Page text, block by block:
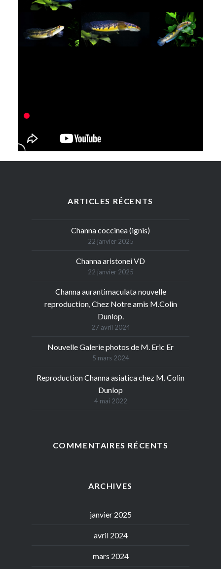
ARTICLES RÉCENTS
Channa coccinea (ignis)
22 janvier 2025
Channa aristonei VD
22 janvier 2025
Channa aurantimaculata nouvelle
reproduction, Chez Notre amis M.Colin
Dunlop.
27 avril 2024
Nouvelle Galerie photos de M. Eric Er
5 mars 2024
Reproduction Channa asiatica chez M. Colin
Dunlop
4 mai 2022
COMMENTAIRES RÉCENTS
ARCHIVES
janvier 2025
avril 2024
mars 2024